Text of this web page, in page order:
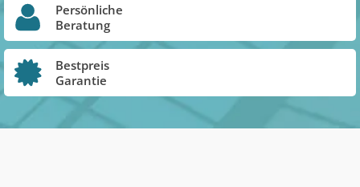
Persönliche
Beratung
Bestpreis
Garantie